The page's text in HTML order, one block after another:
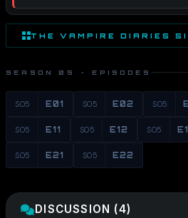
THE VAMPIRE DIARIES
SEASON 05 · EPISODES
S05 E01 S05 E02 S05
S05 E11 S05 E12 S05
S05 E21 S05 E22
DISCUSSION (4)